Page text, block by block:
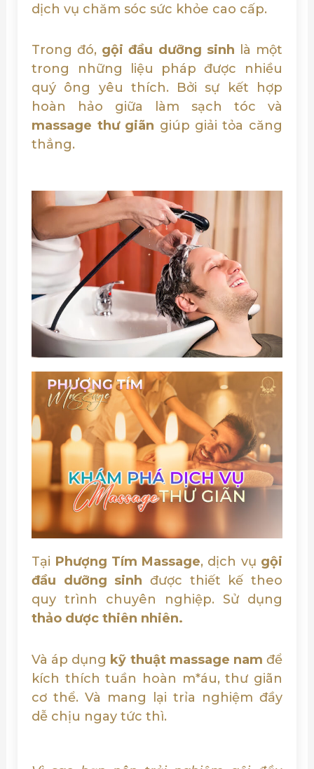
dịch vụ chăm sóc sức khỏe cao cấp.
Trong đó, gội đầu dưỡng sinh là một
trong những liệu pháp được nhiều
quý ông yêu thích. Bởi sự kết hợp
hoàn hảo giữa làm sạch tóc và
massage thư giãn giúp giải tỏa căng
thẳng.
Tại Phượng Tím Massage, dịch vụ gội
đầu dưỡng sinh được thiết kế theo
quy trình chuyên nghiệp. Sử dụng
thảo dược thiên nhiên.
Và áp dụng kỹ thuật massage nam để
kích thích tuần hoàn m*áu, thư giãn
cơ thể. Và mang lại trỉa nghiệm đầy
dễ chịu ngay tức thì.